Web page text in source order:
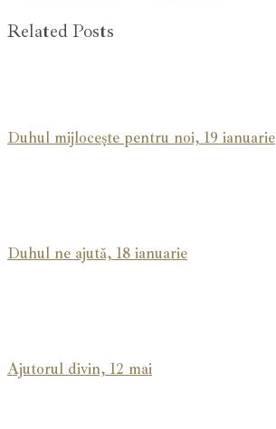
Related Posts
Duhul mijlocește pentru noi, 19 ianuarie
Duhul ne ajută, 18 ianuarie
Ajutorul divin, 12 mai